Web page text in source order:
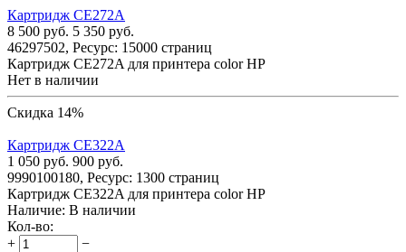
Картридж CE272A
8 500 руб. 5 350 руб.
46297502, Ресурс: 15000 страниц
Картридж CE272A для принтера color HP
Нет в наличии
Скидка 14%
Картридж CE322A
1 050 руб. 900 руб.
9990100180, Ресурс: 1300 страниц
Картридж CE322A для принтера color HP
Наличие: В наличии
Кол-во:
+
−